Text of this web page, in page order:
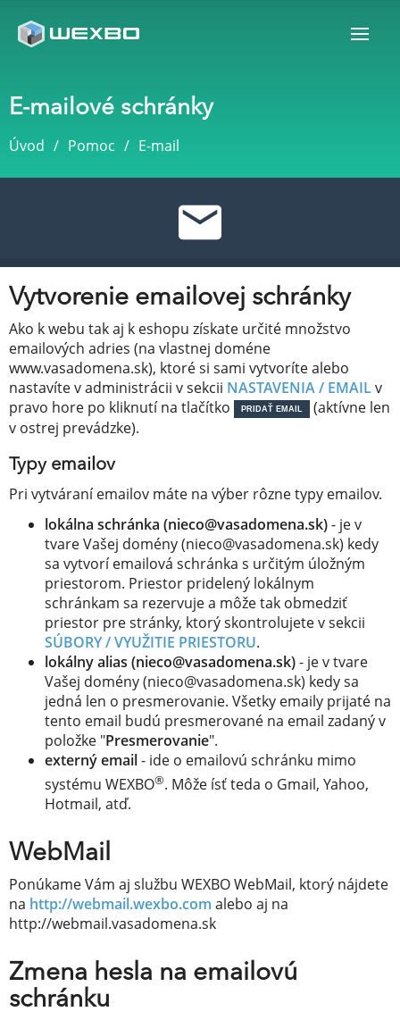
E-mailové schránky
Úvod Pomoc E-mail
Vytvorenie emailovej schránky
Ako k webu tak aj k eshopu získate určité množstvo
emailových adries (na vlastnej doméne
www.vasadomena.sk), ktoré si sami vytvoríte alebo
nastavíte v administrácii v sekcii NASTAVENIA / EMAILv
pravo hore po kliknutí na tlačítko
PRIDAŤ EMAIL
(aktívne len
v ostrej prevádzke).
Typy emailov
Pri vytváraní emailov máte na výber rôzne typy emailov.
lokálna schránka (nieco@vasadomena.sk)- je v
tvare Vašej domény (nieco@vasadomena.sk) kedy
sa vytvorí emailová schránka s určitým úložným
priestorom. Priestor pridelený lokálnym
schránkam sa rezervuje a môže tak obmedziť
priestor pre stránky, ktorý skontrolujete v sekcii
SÚBORY / VYUŽITIE PRIESTORU.
lokálny alias (nieco@vasadomena.sk)- je v tvare
Vašej domény (nieco@vasadomena.sk) kedy sa
jedná len o presmerovanie. Všetky emaily prijaté na
tento email budú presmerované na email zadaný v
položke "Presmerovanie".
externý email- ide o emailovú schránku mimo
systému WEXBO®. Môže ísť teda o Gmail, Yahoo,
Hotmail, atď.
WebMail
Ponúkame Vám aj službu WEXBO WebMail, ktorý nájdete
na http://webmail.wexbo.com alebo aj na
http://webmail.vasadomena.sk
Zmena hesla na emailovú
schránku